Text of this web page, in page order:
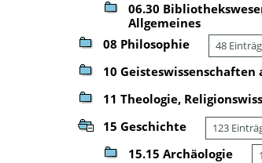
06.30
Allgemeines
08 Philosophie 48
10 Geisteswissenschaften
11 Theologie,
15 Geschichte 123
15.15 Archäologie